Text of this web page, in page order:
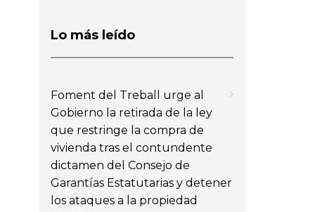
Lo más leído
Foment del Treball urge al
Gobierno la retirada de la ley
que restringe la compra de
vivienda tras el contundente
dictamen del Consejo de
Garantías Estatutarias y detener
los ataques a la propiedad